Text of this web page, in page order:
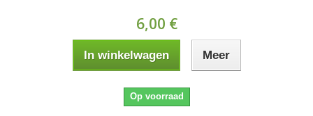
6,00 €
In winkelwagen Meer
Op voorraad